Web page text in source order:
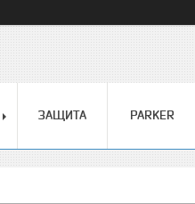
ЗАЩИТА PARKER